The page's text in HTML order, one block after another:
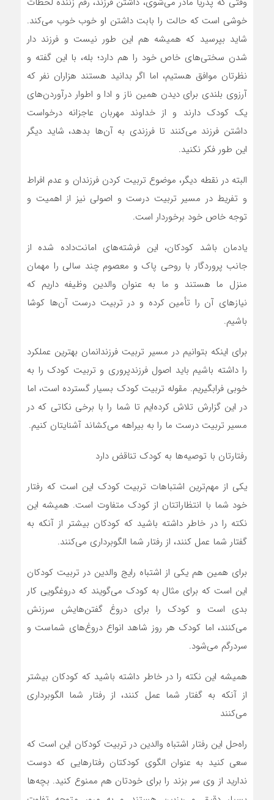
خوشی است که حالت را بابت داشتن او خوب خوب می‌کند.
شاید بپرسید که همیشه هم این طور نیست و فرزند دار
شدن سختی‌های خاص خود را هم دارد؛ بله، با این گفته و
نظرتان موافق هستیم، اما اگر بدانید هستند هزاران نفر که
آرزوی بلندی برای دیدن همین ناز و ادا و اطوار درآوردن‌های
یک کودک دارند و از خداوند مهربان عاجزانه درخواست
داشتن فرزند می‌کنند تا فرزندی به آن‌ها بدهد، شاید دیگر
این طور فکر نکنید.
البته در نقطه دیگر، موضوع تربیت کردن فرزندان و عدم افراط
و تفریط در مسیر تربیت درست و اصولی نیز از اهمیت و
توجه خاص خود برخوردار است.
یادمان باشد کودکان، این فرشته‌های امانت‌داده شده از
جانب پروردگار با روحی پاک و معصوم چند سالی را مهمان
منزل ما هستند و ما به عنوان والدین وظیفه داریم که
نیاز‌های آن را تأمین کرده و در تربیت درست آن‌ها کوشا
باشیم.
برای اینکه بتوانیم در مسیر تربیت فرزندانمان بهترین عملکرد
را داشته باشیم باید اصول فرزندپروری و تربیت کودک را به
خوبی فرابگیریم. مقوله تربیت کودک بسیار گسترده است، اما
در این گزارش تلاش کرده‌ایم تا شما را با برخی نکاتی که در
مسیر تربیت درست ما را به بیراهه می‌کشاند آشنایتان کنیم.
رفتارتان با توصیه‌ها به کودک تناقض دارد
یکی از مهم‌ترین اشتباهات تربیت کودک این است که رفتار
خود شما با انتظاراتتان از کودک متفاوت است. همیشه این
نکته را در خاطر داشته باشید که کودکان بیشتر از آنکه به
گفتار شما عمل کنند، از رفتار شما الگوبرداری می‌کنند.
برای همین هم یکی از اشتباه رایج والدین در تربیت کودکان
این است که برای مثال به کودک می‌گویند که دروغگویی کار
بدی است و کودک را برای دروغ گفتن‌هایش سرزنش
می‌کنند، اما کودک هر روز شاهد انواع دروغ‌های شماست و
سردرگم می‌شود.
همیشه این نکته را در خاطر داشته باشید که کودکان بیشتر
از آنکه به گفتار شما عمل کنند، از رفتار شما الگوبرداری
می‌کنند
راه‌حل این رفتار اشتباه والدین در تربیت کودکان این است که
سعی کنید به عنوان الگوی کودکتان رفتار‌هایی که دوست
ندارید از وی سر بزند را برای خودتان هم ممنوع کنید. بچه‌ها